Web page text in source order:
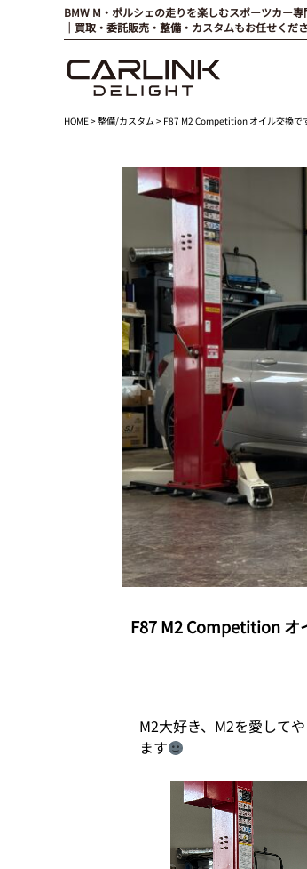
BMW M・ポルシェの走りを楽しむスポーツカー
｜買取・委託販売・整備・カスタムもお任せくだ
HOME>整備/カスタム> F87 M2 Competition オイル交換で
F87 M2 Competition オ
M2大好き、M2を愛して
ます